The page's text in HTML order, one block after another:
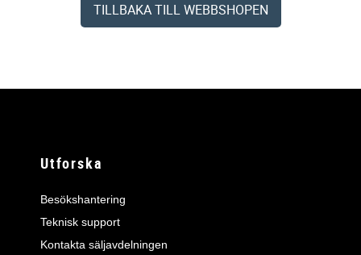
TILLBAKA TILL WEBBSHOPEN
Utforska
Besökshantering
Teknisk support
Kontakta säljavdelningen